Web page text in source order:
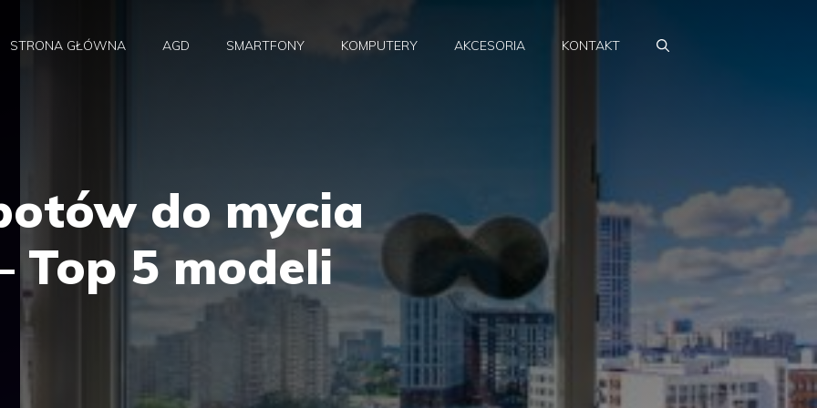
STRONA GŁÓWNA AGD SMARTFONY KOMPUTERY AKCESORIA KONTAKT
do mycia
Top 5 modeli